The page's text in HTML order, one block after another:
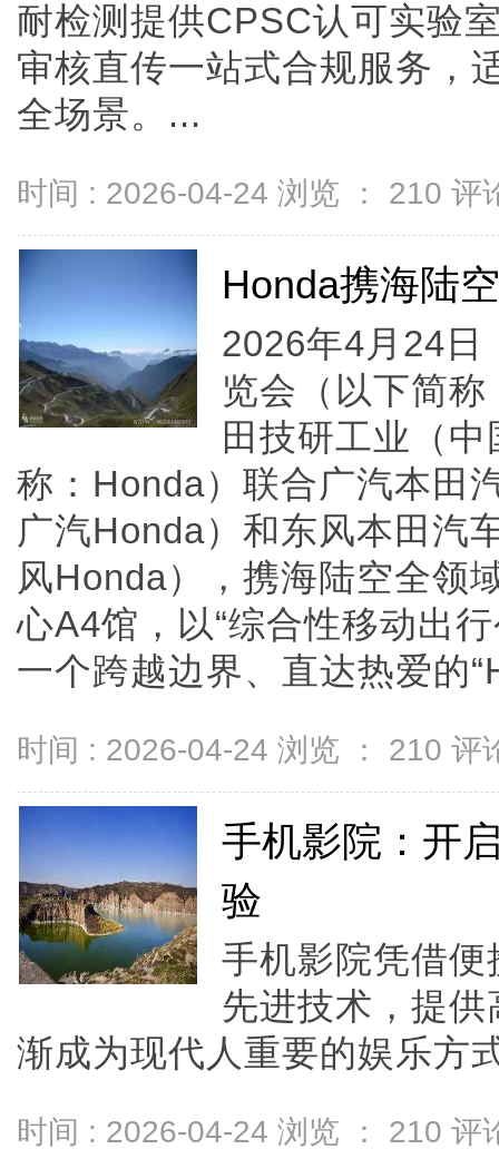
耐检测提供CPSC认可实验
审核直传一站式合规服务，
全场景。...
时间 : 2026-04-24 浏览 ： 210 评
Honda携海陆
2026年4月24日
览会（以下简
田技研工业（
称：Honda）联合广汽本田
广汽Honda）和东风本田汽
风Honda），携海陆空全领
心A4馆，以“综合性移动出
一个跨越边界、直达热爱的
时间 : 2026-04-24 浏览 ： 210 评
手机影院：开
验
手机影院凭借
先进技术，提
渐成为现代人重要的娱乐方
时间 : 2026-04-24 浏览 ： 210 评